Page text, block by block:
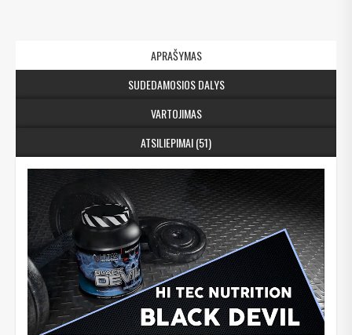
APRAŠYMAS
SUDEDAMOSIOS DALYS
VARTOJIMAS
ATSILIEPIMAI (51)